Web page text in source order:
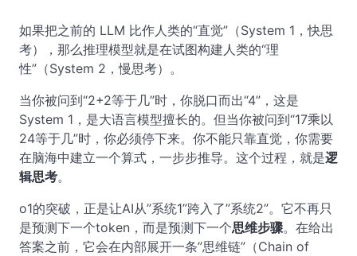
如果把之前的 LLM 比作人类的“直觉”（System 1，快思
考），那么推理模型就是在试图构建人类的“理
性”（System 2，慢思考）。
当你被问到“2+2等于几”时，你脱口而出“4”，这是
System 1，是大语言模型擅长的。但当你被问到“17乘以
24等于几”时，你必须停下来。你不能只靠直觉，你需要
在脑海中建立一个算式，一步步推导。这个过程，就是逻
辑思考。
o1的突破，正是让AI从”系统1”跨入了”系统2”。它不再只
是预测下一个token，而是预测下一个思维步骤。在给出
答案之前，它会在内部展开一条”思维链”（Chain of